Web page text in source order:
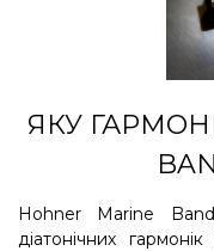
ЯКУ
Hohner Marine
діатонічних